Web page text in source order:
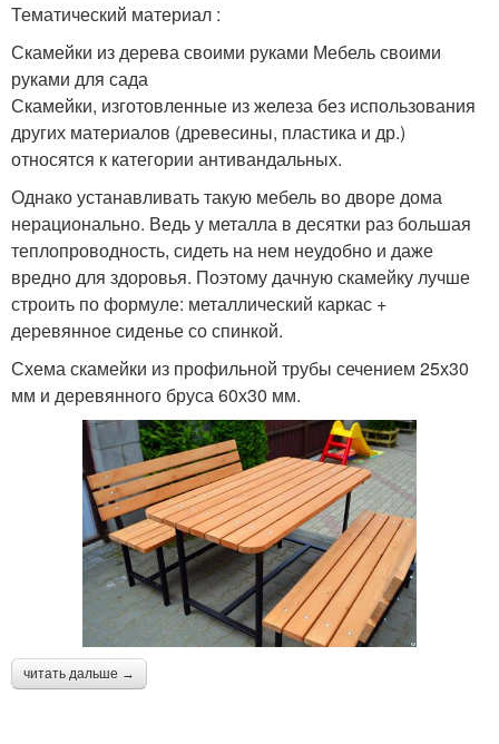
Тематический материал :
Скамейки из дерева своими руками Мебель своими
руками для сада
Скамейки, изготовленные из железа без использования
других материалов (древесины, пластика и др.)
относятся к категории антивандальных.
Однако устанавливать такую мебель во дворе дома
нерационально. Ведь у металла в десятки раз большая
теплопроводность, сидеть на нем неудобно и даже
вредно для здоровья. Поэтому дачную скамейку лучше
строить по формуле: металлический каркас +
деревянное сиденье со спинкой.
Схема скамейки из профильной трубы сечением 25х30
мм и деревянного бруса 60х30 мм.
читать дальше →